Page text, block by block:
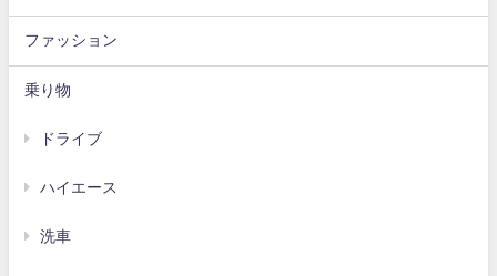
ファッション
乗り物
ドライブ
ハイエース
洗車